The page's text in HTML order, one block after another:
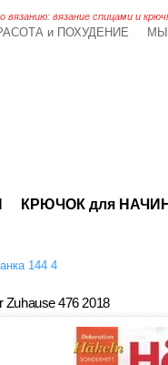
вязанию: вязание спицами и
и ПОХУДЕНИЕ
КРЮЧОК для
144 4
Zuhause 476 2018